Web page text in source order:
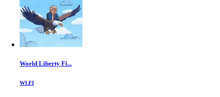
World Liberty Fi...
WLFI